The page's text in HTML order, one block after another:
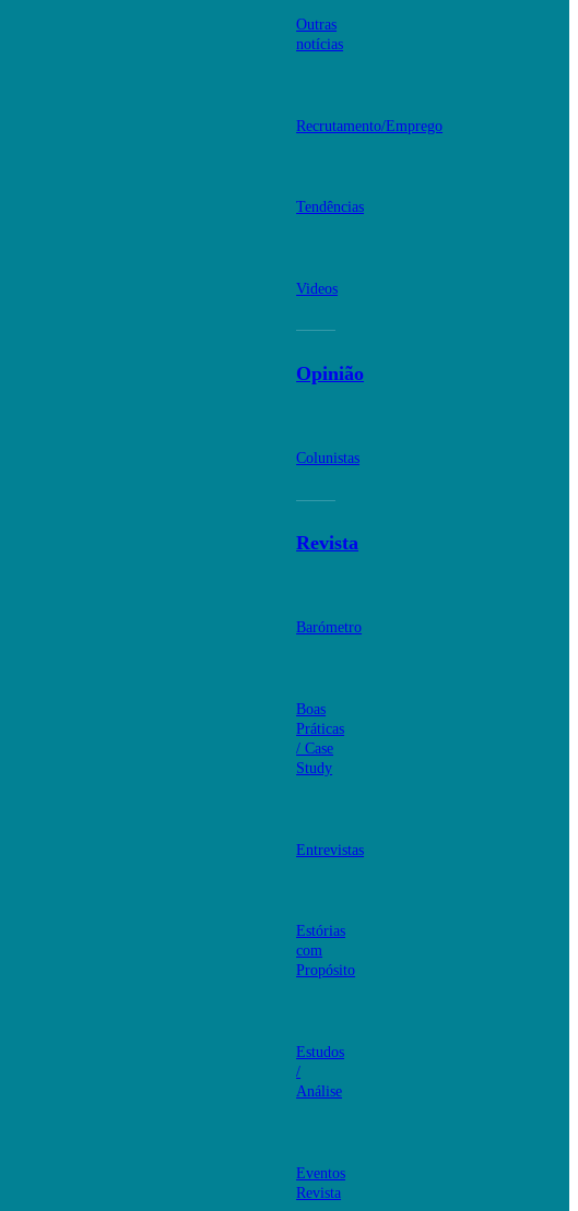
Outras
notícias
Recrutamento/Emprego
Tendências
Videos
Opinião
Colunistas
Revista
Barómetro
Boas
Práticas
/ Case
Study
Entrevistas
Estórias
com
Propósito
Estudos
/
Análise
Eventos
Revista